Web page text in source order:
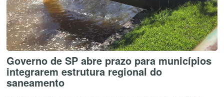
Governo de SP abre prazo para municípios
integrarem estrutura regional do
saneamento